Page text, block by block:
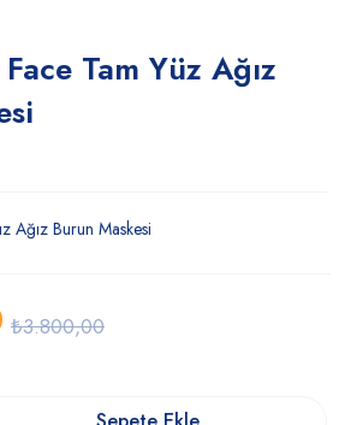
Tam Yüz Ağız
Ağız Burun Maskesi
₺3.800,00